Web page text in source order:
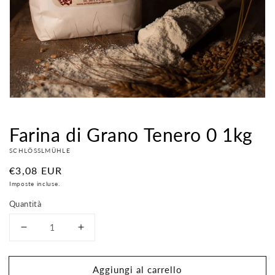
multimediali
nella
modalità
galleria
Farina di Grano Tenero 0 1kg
SCHLÖSSLMÜHLE
Prezzo
di
listino
€3,08 EUR
Imposte incluse.
Quantità
Diminuisci
per
Aumenta
per
Aggiungi al carrello